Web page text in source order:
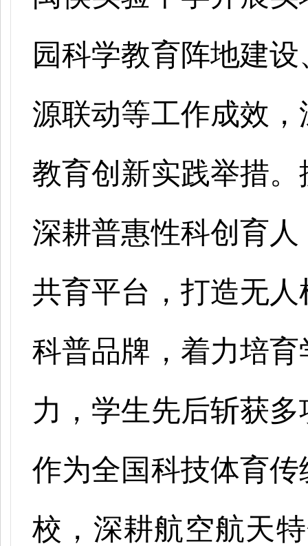
园科学教育阵地建
源联动等工作成效
教育创新实践举措
深耕普惠性科创育
共育平台，打造无
科普品牌，着力培
力，学生先后斩获
作为全国科技体育
校，深耕航空航天